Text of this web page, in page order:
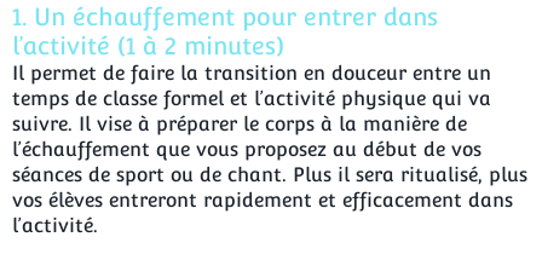
1. Un échauffement pour entrer dans
l’activité (1 à 2 minutes)
Il permet de faire la transition en douceur entre un
temps de classe formel et l’activité physique qui va
suivre. Il vise à préparer le corps à la manière de
l’échauffement que vous proposez au début de vos
séances de sport ou de chant. Plus il sera ritualisé, plus
vos élèves entreront rapidement et efficacement dans
l’activité.